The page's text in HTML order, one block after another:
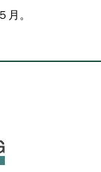
月。